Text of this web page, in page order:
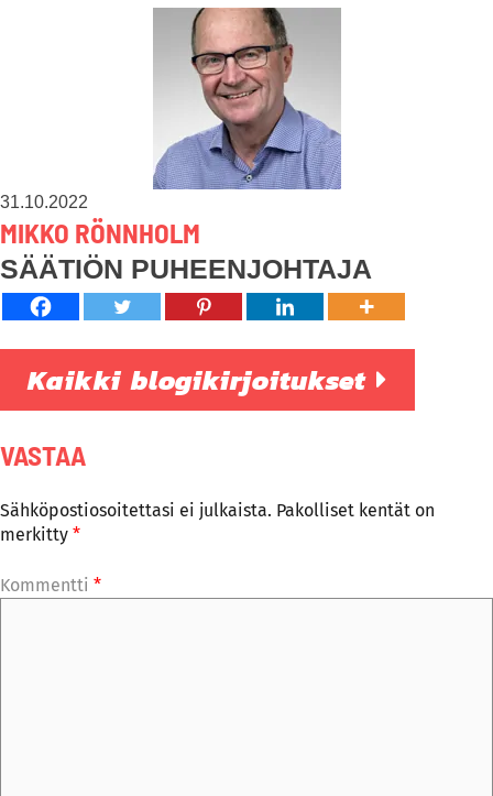
31.10.2022
MIKKO RÖNNHOLM
SÄÄTIÖN PUHEENJOHTAJA
Kaikki blogikirjoitukset
VASTAA
Sähköpostiosoitettasi ei julkaista. Pakolliset kentät on
merkitty *
Kommentti *